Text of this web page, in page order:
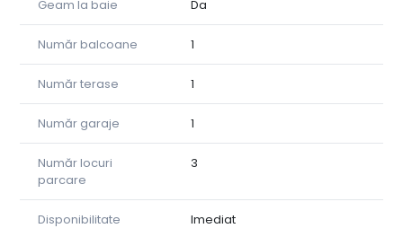
Zonă liniștită, în curs de dezvoltare, cu acces facil către
Sibiu/Cisnădie
Dacă v-am stârnit interesul, mă puteți contacta la
numărul din anunț.
Geam la baie Da
Număr balcoane 1
Număr terase 1
Număr garaje 1
Număr locuri
parcare
3
Disponibilitate Imediat